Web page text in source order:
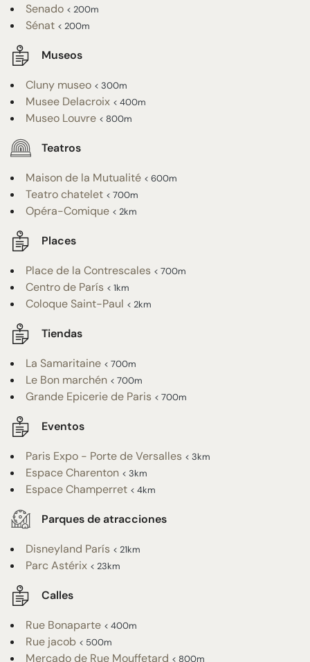
Senado < 200m
Sénat < 200m
Museos
Cluny museo < 300m
Musee Delacroix < 400m
Museo Louvre < 800m
Teatros
Maison de la Mutualité < 600m
Teatro chatelet < 700m
Opéra-Comique < 2km
Places
Place de la Contrescales < 700m
Centro de París < 1km
Coloque Saint-Paul < 2km
Tiendas
La Samaritaine < 700m
Le Bon marchén < 700m
Grande Epicerie de Paris < 700m
Eventos
Paris Expo - Porte de Versalles < 3km
Espace Charenton < 3km
Espace Champerret < 4km
Parques de atracciones
Disneyland París < 21km
Parc Astérix < 23km
Calles
Rue Bonaparte < 400m
Rue jacob < 500m
Mercado de Rue Mouffetard < 800m